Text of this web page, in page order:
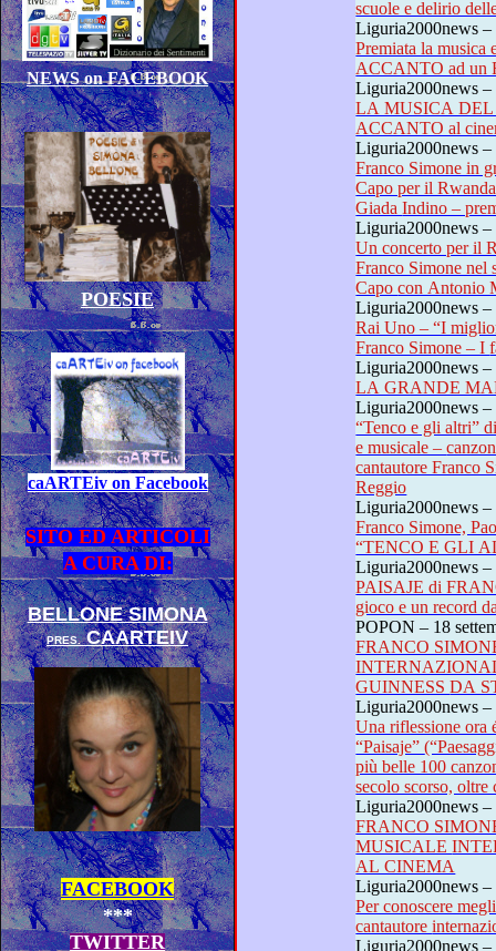
NEWS on FACEBOOK
POESIE
caARTEiv on Facebook
SITO ED ARTICOLI
A CURA DI:
BELLONE SIMONA
PRES.CAARTEIV
FACEBOOK
***
TWITTER
Liguria2000news
Premiata la musica e la
ACCANTO ad un
Liguria2000news
LA MUSICA DEL
ACCANTO al
Liguria2000news
Franco Simone in gran
Capo per il Rwanda e Don Tito – Antonio
Liguria2000news –
Un concerto per il
Franco Simone nel suo paese natio di
Capo con
Liguria2000news
Rai Uno – “I migliori
Liguria2000news
LA GRANDE
Liguria2000news –
“Tenco e gli altri” di Paolo
e musicale – canzoni di Luigi Tenco eseguite dal
cantautore Franco Simone e
Reggio
Liguria2000news –
Franco Simone, Paolo
Liguria2000news –
PAISAJE di FRANCO
POPON – 18
FRANCO
Liguria2000news –
Una riflessione ora é dovuta:
“Paisaje” (“Paesaggio”) di Franco Simone una delle
più belle 100 canzoni nazionali ed
Liguria2000news
FRANCO
MUSICALE INTERNAZIONALE DESTINATA
AL CINEMA
Liguria2000news –
Per conoscere meglio
cantautore
Liguria2000news –